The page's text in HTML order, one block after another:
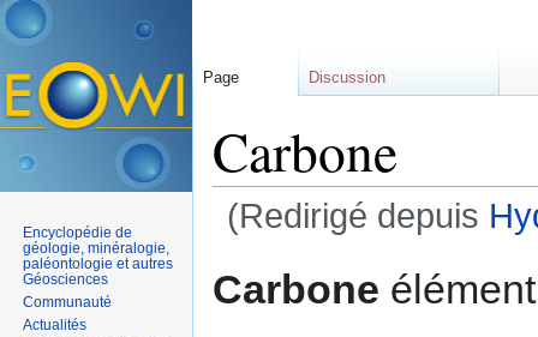
Carbone
(Redirigé depuis
Carbone
Page Discussion
Encyclopédie de
géologie, minéralogie,
paléontologie et autres
Géosciences
Communauté
Actualités